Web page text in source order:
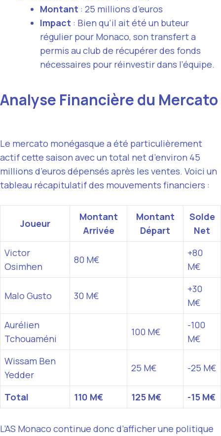
Montant : 25 millions d’euros
Impact : Bien qu’il ait été un buteur
régulier pour Monaco, son transfert a
permis au club de récupérer des fonds
nécessaires pour réinvestir dans l’équipe.
Analyse Financière du Mercato
Le mercato monégasque a été particulièrement
actif cette saison avec un total net d’environ 45
millions d’euros dépensés après les ventes. Voici un
tableau récapitulatif des mouvements financiers :
Joueur
Montant
Arrivée
Montant
Départ
Solde
Net
Victor
Osimhen
80 M€
+80
M€
Malo Gusto 30 M€
+30
M€
Aurélien
Tchouaméni
100 M€
-100
M€
Wissam Ben
Yedder
25 M€ -25 M€
Total 110 M€ 125 M€ -15 M€
L’AS Monaco continue donc d’afficher une politique